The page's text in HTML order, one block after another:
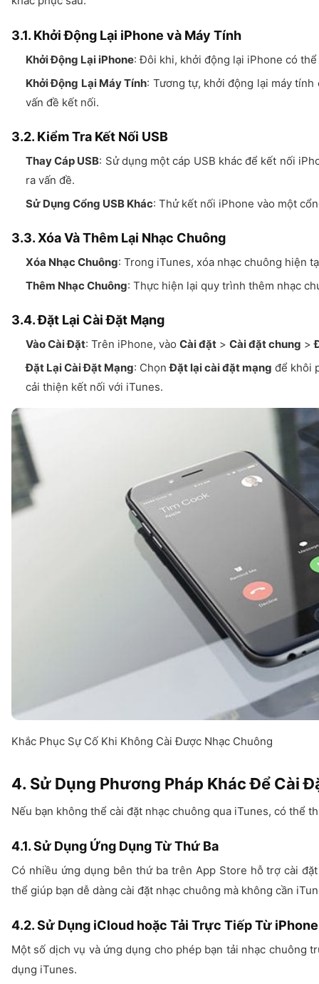
3.1. Khởi Động Lại iPhone và Máy Tính
Khởi Động Lại iPhone: Đôi khi, khởi động lại iPhone có
Khởi Động Lại Máy Tính: Tương tự, khởi động lại máy
vấn đề kết nối.
3.2. Kiểm Tra Kết Nối USB
Thay Cáp USB: Sử dụng một cáp USB khác để kết nối
ra vấn đề.
Sử Dụng Cổng USB Khác: Thử kết nối iPhone vào một
3.3. Xóa Và Thêm Lại Nhạc Chuông
Xóa Nhạc Chuông: Trong iTunes, xóa nhạc chuông hiện
Thêm Nhạc Chuông: Thực hiện lại quy trình thêm nhạc
3.4. Đặt Lại Cài Đặt Mạng
Vào Cài Đặt: Trên iPhone, vào Cài đặt > Cài đặt chung >
Đặt Lại Cài Đặt Mạng: ChọnĐặt lại cài đặt mạng để khôi
cải thiện kết nối với iTunes.
Khắc Phục Sự Cố Khi Không Cài Được Nhạc Chuông
4. Sử Dụng Phương Pháp Khác Để Cài
Nếu bạn không thể cài đặt nhạc chuông qua iTunes, có thể
4.1. Sử Dụng Ứng Dụng Từ Thứ Ba
Có nhiều ứng dụng bên thứ ba trên App Store hỗ trợ cài
thể giúp bạn dễ dàng cài đặt nhạc chuông mà không cần
4.2. Sử Dụng iCloud hoặc Tải Trực Tiếp Từ iPhone
Một số dịch vụ và ứng dụng cho phép bạn tải nhạc chuông
dụng iTunes.